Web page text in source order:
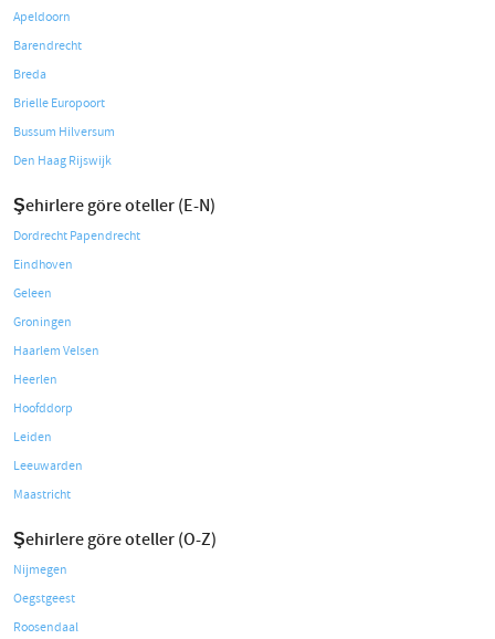
Apeldoorn
Barendrecht
Breda
Brielle Europoort
Bussum Hilversum
Den Haag Rijswijk
Şehirlere göre oteller (E-N)
Dordrecht Papendrecht
Eindhoven
Geleen
Groningen
Haarlem Velsen
Heerlen
Hoofddorp
Leiden
Leeuwarden
Maastricht
Şehirlere göre oteller (O-Z)
Nijmegen
Oegstgeest
Roosendaal